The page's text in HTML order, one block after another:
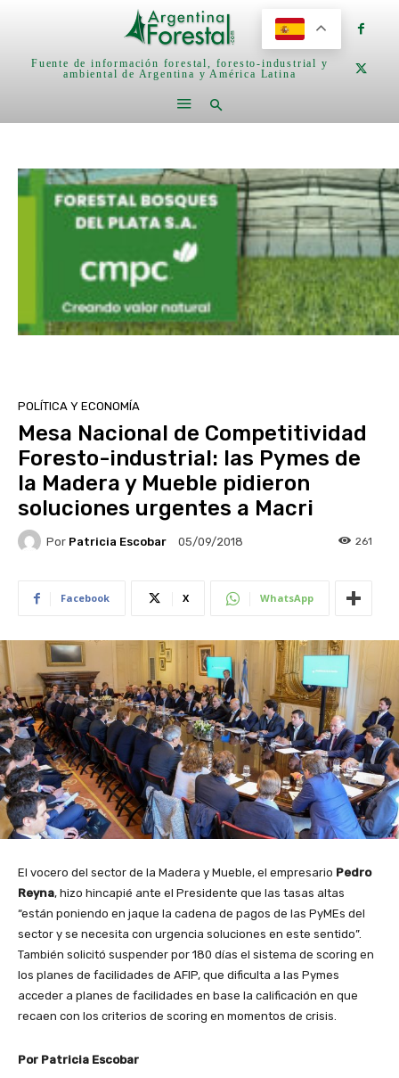
Fuente de información forestal, foresto-industrial y
ambiental de Argentina y América Latina
POLÍTICA Y ECONOMÍA
Mesa Nacional de Competitividad
Foresto-industrial: las Pymes de
la Madera y Mueble pidieron
soluciones urgentes a Macri
Por Patricia Escobar 05/09/2018 261
Facebook X WhatsApp
El vocero del sector de la Madera y Mueble, el empresario Pedro
Reyna, hizo hincapié ante el Presidente que las tasas altas
“están poniendo en jaque la cadena de pagos de las PyMEs del
sector y se necesita con urgencia soluciones en este sentido”.
También solicitó suspender por 180 días el sistema de scoring en
los planes de facilidades de AFIP, que dificulta a las Pymes
acceder a planes de facilidades en base la calificación en que
recaen con los criterios de scoring en momentos de crisis.
Por Patricia Escobar